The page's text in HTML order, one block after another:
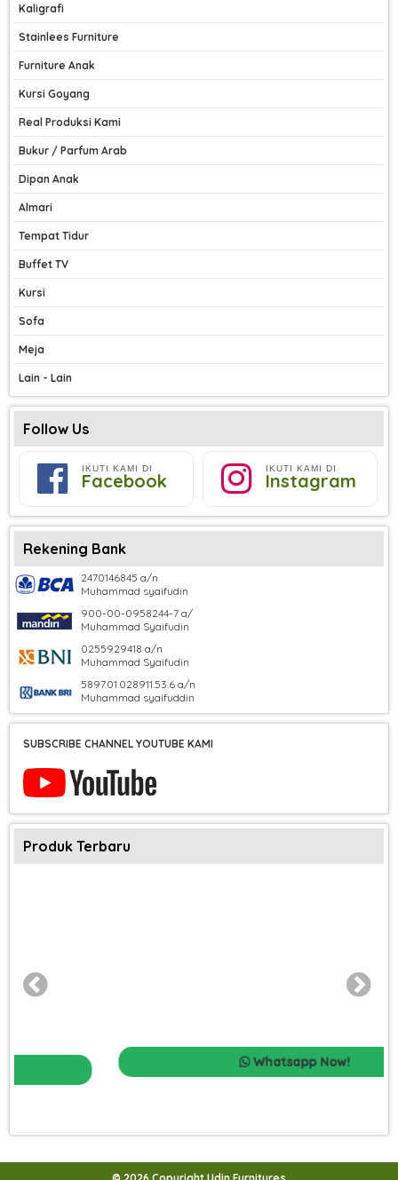
Kaligrafi
Stainlees Furniture
Furniture Anak
Kursi Goyang
Real Produksi Kami
Bukur / Parfum Arab
Dipan Anak
Almari
Tempat Tidur
Buffet TV
Kursi
Sofa
Meja
Lain - Lain
Follow Us
IKUTI KAMI DI
Facebook
IKUTI KAMI DI
Instagram
Rekening Bank
2470146845 a/n
Muhammad syaifudin
900-00-0958244-7 a/
Muhammad Syaifudin
0255929418 a/n
Muhammad Syaifudin
5897.01.028911.53.6 a/n
Muhammad syaifuddin
SUBSCRIBE CHANNEL YOUTUBE KAMI
Produk Terbaru
Whatsapp Now!